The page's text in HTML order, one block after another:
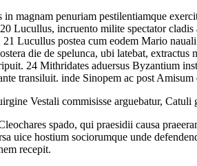
magnam penuriam pestilentiamque
20 Lucullus, incruento milite spectator
21 Lucullus postea cum eodem Mario
die de spelunca, ubi latebat, extractus
24 Mithridates aduersus Byzantium
transiluit. inde Sinopem ac post
Vestali commisisse arguebatur, Catuli
spado, qui praesidii causa
uice hostium sociorumque unde
recepit.